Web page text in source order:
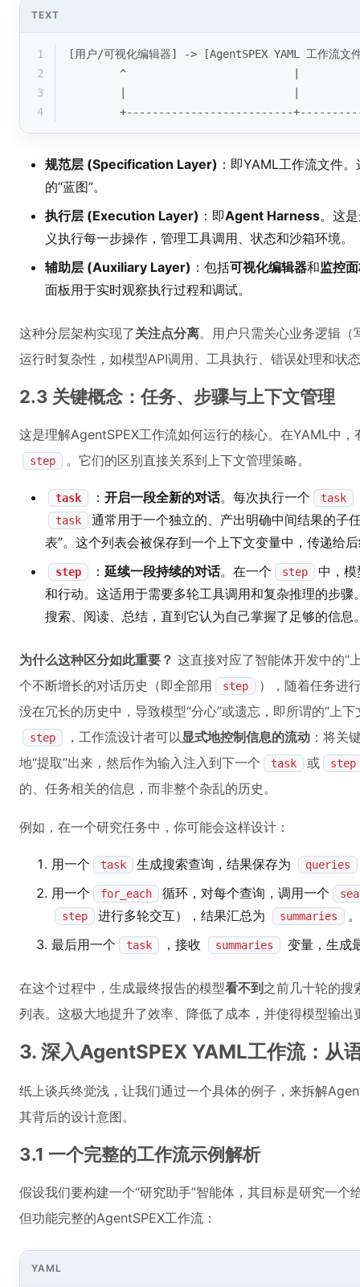
TEXT
1
[用户/可视化编辑器] -> [AgentSPEX YAML 工作
2
^                          |
3
4
+--------------------------
规范层 (Specification Layer) ：即YAML工作流文件
的“蓝图”。
执行层 (Execution Layer) ：即Agent Harness。这
义执行每一步操作，管理工具调用、状态和沙箱环境。
辅助层 (Auxiliary Layer) ：包括可视化编辑器和监控
面板用于实时观察执行过程和调试。
这种分层架构实现了关注点分离。用户只需关心业务逻辑
运行时复杂性，如模型API调用、工具执行、错误处理和状
2.3 关键概念：任务、步骤与上下文管理
这是理解AgentSPEX工作流如何运行的核心。在YAML中
step 。它们的区别直接关系到上下文管理策略。
task ： 开启一段全新的对话。每次执行一个 task
task
通常用于一个独立的、产出明确中间结果的子
表”。这个列表会被保存到一个上下文变量中，传递给
step ： 延续一段持续的对话。在一个 step
中，
和行动。这适用于需要多轮工具调用和复杂推理的步骤
搜索、阅读、总结，直到它认为自己掌握了足够的信息
为什么这种区分如此重要？ 这直接对应了智能体开发中的“
个不断增长的对话历史（即全部用
step
），随着任务进
没在冗长的历史中，导致模型“分心”或遗忘，即所谓的“上
step ，工作流设计者可以显式地控制信息的流动 ：将关
地“提取”出来，然后作为输入注入到下一个
task 或 step
的、任务相关的信息，而非整个杂乱的历史。
例如，在一个研究任务中，你可能会这样设计：
用一个 task 生成搜索查询，结果保存为 queries
用一个 for_each 循环，对每个查询，调用一个
step
进行多轮交互），结果汇总为 summaries
。
最后用一个
task ，接收 summaries 变量，生成
在这个过程中，生成最终报告的模型看不到 之前几十轮的搜
列表。这极大地提升了效率、降低了成本，并使得模型输出
3. 深入AgentSPEX YAML工作流：从
纸上谈兵终觉浅，让我们通过一个具体的例子，来拆解
其背后的设计意图。
3.1 一个完整的工作流示例解析
假设我们要构建一个“研究助手”智能体，其目标是研究一
但功能完整的AgentSPEX工作流：
YAML